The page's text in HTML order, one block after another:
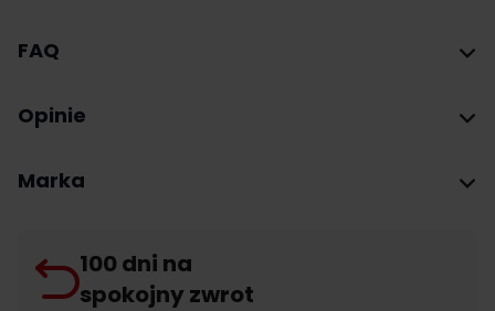
FAQ
Opinie
Marka
100 dni na
spokojny zwrot